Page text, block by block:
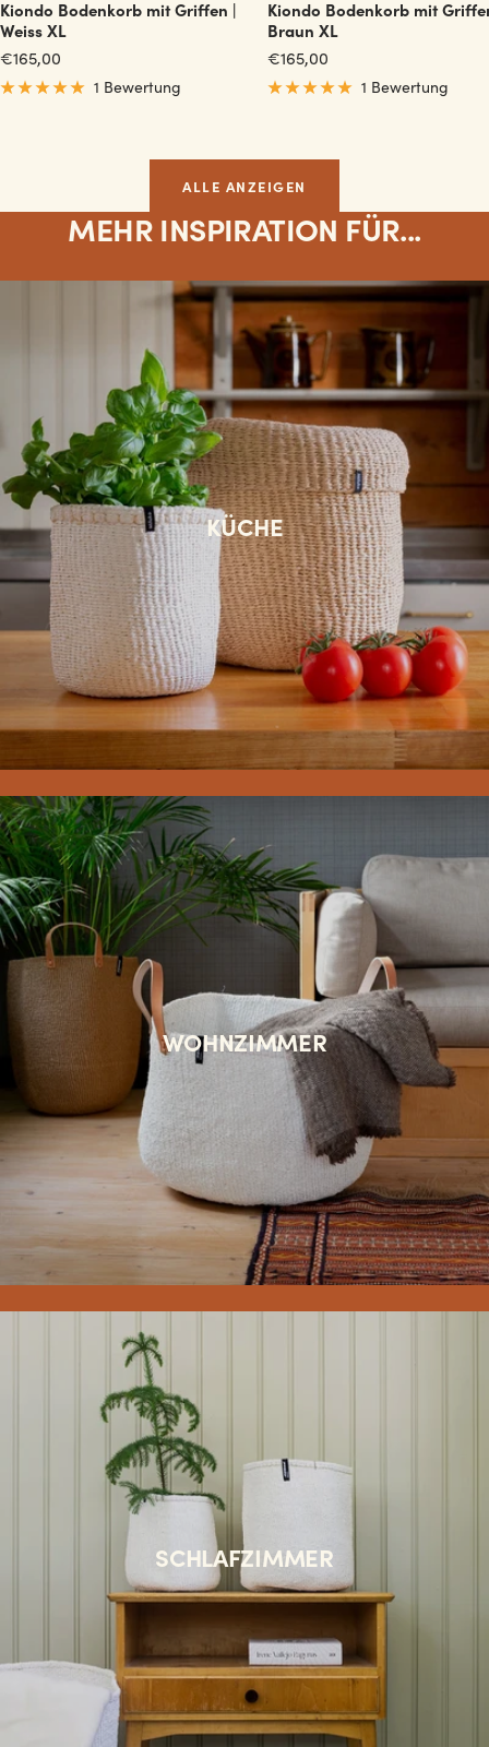
Kiondo Bodenkorb mit Griffen |
Weiss XL
Angebotspreis
€165,00
1 Bewertung
Kiondo Bodenkorb mit
Braun XL
Angebotspreis
€165,00
1 Bewertung
ALLE ANZEIGEN
MEHR INSPIRATION FÜR...
KÜCHE
WOHNZIMMER
SCHLAFZIMMER